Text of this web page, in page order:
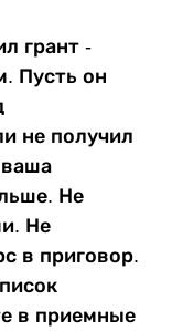
грант -
Пусть он
не получил
Не
Не
в приговор.
в приемные